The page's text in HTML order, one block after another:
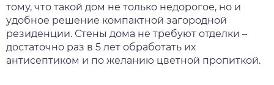
тому, что такой дом не только недорогое, но и
удобное решение компактной загородной
резиденции. Стены дома не требуют отделки –
достаточно раз в 5 лет обработать их
антисептиком и по желанию цветной пропиткой.